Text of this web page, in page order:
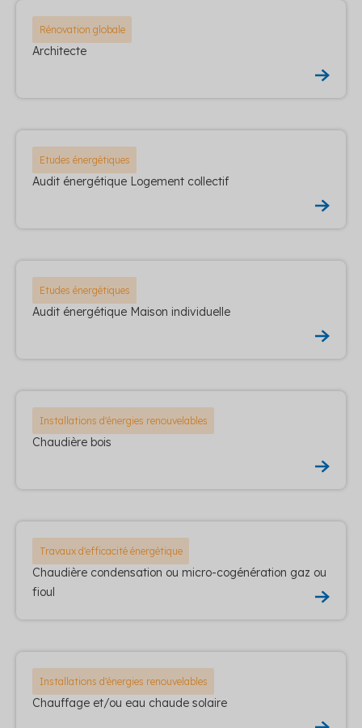
Rénovation globale
Architecte
Etudes énergétiques
Audit énergétique Logement collectif
Etudes énergétiques
Audit énergétique Maison individuelle
Installations d'énergies renouvelables
Chaudière bois
Travaux d'efficacité énergétique
Chaudière condensation ou micro-cogénération gaz ou
fioul
Installations d'énergies renouvelables
Chauffage et/ou eau chaude solaire